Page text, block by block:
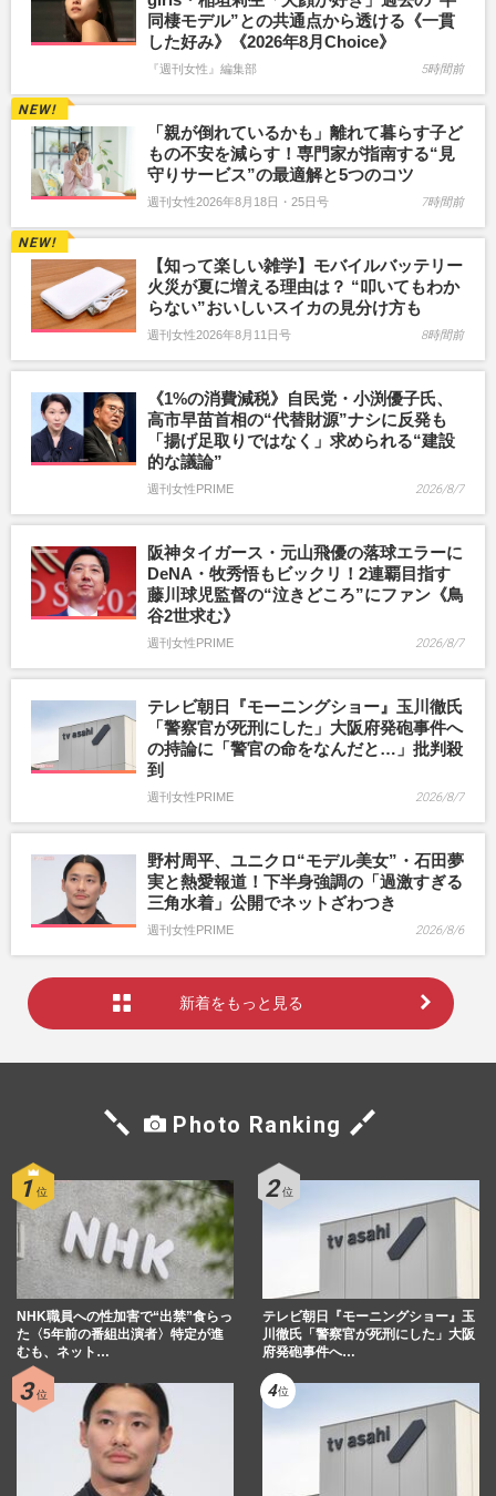
同棲モデル”との共通点から透ける《一貫
した好み》《2026年8月Choice》
『週刊女性』編集部 5時間前
「親が倒れているかも」離れて暮らす子ど
もの不安を減らす！専門家が指南する“見
守りサービス”の最適解と5つのコツ
週刊女性2026年8月18日・25日号 7時間前
【知って楽しい雑学】モバイルバッテリー
火災が夏に増える理由は？ “叩いてもわか
らない”おいしいスイカの見分け方も
週刊女性2026年8月11日号 8時間前
《1%の消費減税》自民党・小渕優子氏、
高市早苗首相の“代替財源”ナシに反発も
「揚げ足取りではなく」求められる“建設
的な議論”
週刊女性PRIME 2026/8/7
阪神タイガース・元山飛優の落球エラーに
DeNA・牧秀悟もビックリ！2連覇目指す
藤川球児監督の“泣きどころ”にファン《鳥
谷2世求む》
週刊女性PRIME 2026/8/7
テレビ朝日『モーニングショー』玉川徹氏
「警察官が死刑にした」大阪府発砲事件へ
の持論に「警官の命をなんだと…」批判殺
到
週刊女性PRIME 2026/8/7
野村周平、ユニクロ“モデル美女”・石田夢
実と熱愛報道！下半身強調の「過激すぎる
三角水着」公開でネットざわつき
週刊女性PRIME 2026/8/6
新着をもっと見る
Photo Ranking
NHK職員への性加害で“出禁”食らっ
た〈5年前の番組出演者〉特定が進
むも、ネット…
テレビ朝日『モーニングショー』玉
川徹氏「警察官が死刑にした」大阪
府発砲事件へ…